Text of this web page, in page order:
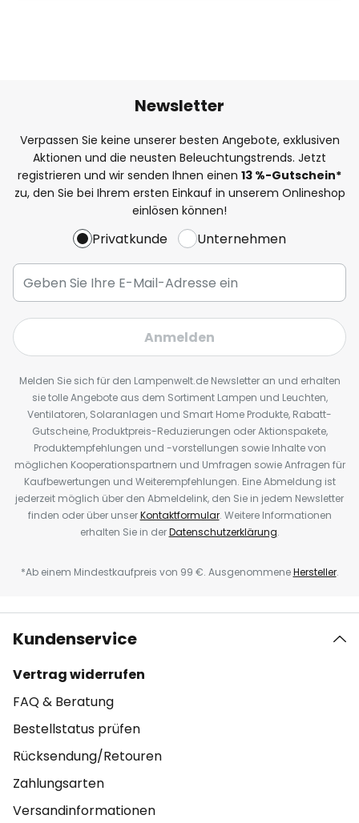
Newsletter
Verpassen Sie keine unserer besten Angebote, exklusiven
Aktionen und die neusten Beleuchtungstrends. Jetzt
registrieren und wir senden Ihnen einen 13 %-Gutschein*
zu, den Sie bei Ihrem ersten Einkauf in unserem Onlineshop
einlösen können!
Privatkunde Unternehmen
Anmelden
Melden Sie sich für den Lampenwelt.de Newsletter an und erhalten
sie tolle Angebote aus dem Sortiment Lampen und Leuchten,
Ventilatoren, Solaranlagen und Smart Home Produkte, Rabatt-
Gutscheine, Produktpreis-Reduzierungen oder Aktionspakete,
Produktempfehlungen und -vorstellungen sowie Inhalte von
möglichen Kooperationspartnern und Umfragen sowie Anfragen für
Kaufbewertungen und Weiterempfehlungen. Eine Abmeldung ist
jederzeit möglich über den Abmeldelink, den Sie in jedem Newsletter
finden oder über unserKontaktformular. Weitere Informationen
erhalten Sie in derDatenschutzerklärung.
*Ab einem Mindestkaufpreis von 99 €. AusgenommeneHersteller.
Kundenservice
Vertrag widerrufen
FAQ & Beratung
Bestellstatus prüfen
Rücksendung/Retouren
Zahlungsarten
Versandinformationen